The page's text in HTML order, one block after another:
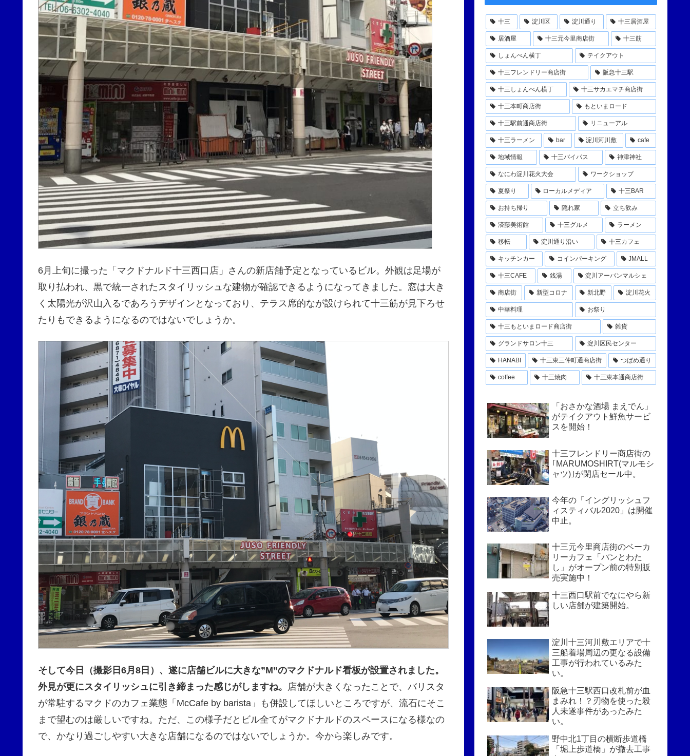
6月上旬に撮った「マクドナルド十三西口店」さんの新店舗予定となっているビル。外観は足場が
取り払われ、黒で統一されたスタイリッシュな建物が確認できるようになってきました。窓は大き
く太陽光が沢山入るであろうデザインとなっており、テラス席的なが設けられて十三筋が見下ろせ
たりもできるようになるのではないでしょうか。
そして今日（撮影日6月8日）、遂に店舗ビルに大きな”M”のマクドナルド看板が設置されました。
外見が更にスタイリッシュに引き締まった感じがしますね。 店舗が大きくなったことで、バリスタ
が常駐するマクドのカフェ業態「McCafe by barista」も併設してほしいところですが、流石にそこ
まで望むのは厳しいですね。ただ、この様子だとビル全てがマクドナルドのスペースになる様なの
で、かなり過ごしやすい大きな店舗になるのではないでしょうか。今から楽しみです。
十三 淀川区 淀川通り 十三居酒屋
居酒屋 十三元今里商店街 十三筋
しょんべん横丁 テイクアウト
十三フレンドリー商店街 阪急十三駅
十三しょんべん横丁 十三サカエマチ商店街
十三本町商店街 もといまロード
十三駅前通商店街 リニューアル
十三ラーメン bar 淀川河川敷 cafe
地域情報 十三バイパス 神津神社
なにわ淀川花火大会 ワークショップ
夏祭り ローカルメディア 十三BAR
お持ち帰り 隠れ家 立ち飲み
済藤美術館 十三グルメ ラーメン
移転 淀川通り沿い 十三カフェ
キッチンカー コインパーキング JMALL
十三CAFE 銭湯 淀川アーバンマルシェ
商店街 新型コロナ 新北野 淀川花火
中華料理 お祭り
十三もといまロード商店街 雑貨
グランドサロン十三 淀川区民センター
HANABI 十三東三仲町通商店街 つばめ通り
coffee 十三焼肉 十三東本通商店街
「おさかな酒場 まえでん」
がテイクアウト鮮魚サービ
スを開始！
十三フレンドリー商店街の
｢MARUMOSHIRT(マルモシ
ャツ)｣が閉店セール中。
今年の「イングリッシュフ
ィスティバル2020」は開催
中止。
十三元今里商店街のベーカ
リーカフェ「パンとわた
し」がオープン前の特別販
売実施中！
十三西口駅前でなにやら新
しい店舗が建築開始。
淀川十三河川敷エリアで十
三船着場周辺の更なる設備
工事が行われているみた
い。
阪急十三駅西口改札前が血
まみれ！？刃物を使った殺
人未遂事件があったみた
い。
野中北1丁目の横断歩道橋
「堀上歩道橋」が撤去工事